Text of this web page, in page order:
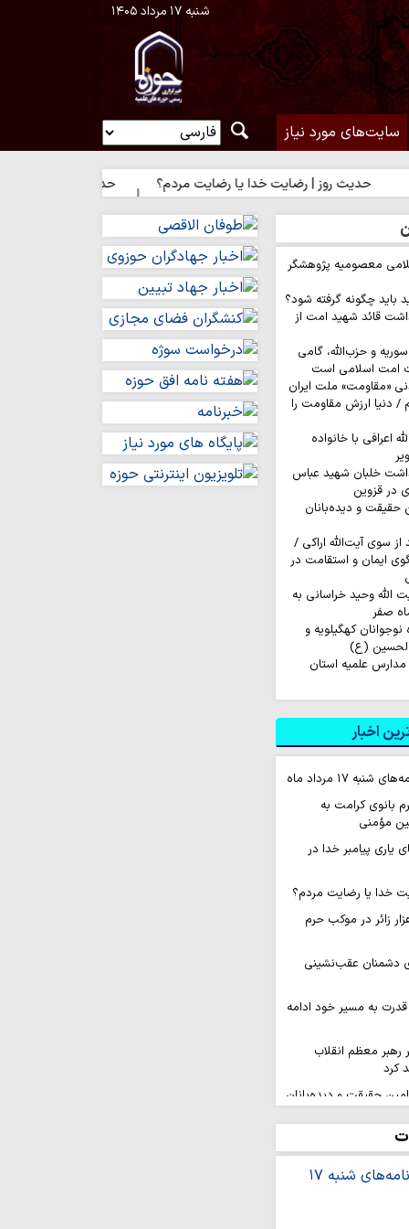
شنبه ۱۷ مرداد ۱۴۰۵
سایت‌های مورد نیاز
روز | رضایت خدا یا رضایت مردم؟ حدیث روز | راه نزدیک شدن
معصومیه پژوهشگر
باید چگونه گرفته شود؟
قائد شهید امت از
و حزب‌الله، گامی
امت اسلامی است
«مقاومت» ملت ایران
دنیا ارزش مقاومت را
اعرافی با خانواده
خلبان شهید عباس
در قزوین
حقیقت و دیده‌بانان
سوی آیت‌الله اراکی /
ایمان و استقامت در
الله وحید خراسانی به
صفر
۲۰۰ نفره نوجوانان کهگیلویه و
الحسین (ع)
علمیه استان
اخبار
۱۷ مرداد ماه
بانوی کرامت به
مؤمنی
یاری پیامبر خدا در
خدا یا رضایت مردم؟
روزانه ۱۰ هزار زائر در موکب حرم
دشمنان عقب‌نشینی
به مسیر خود ادامه
رهبر معظم انقلاب
کرد
امین حقیقت و دیده‌بانان
رنگ و بوی انقلابی
سرزمین‌های اشغالی
است